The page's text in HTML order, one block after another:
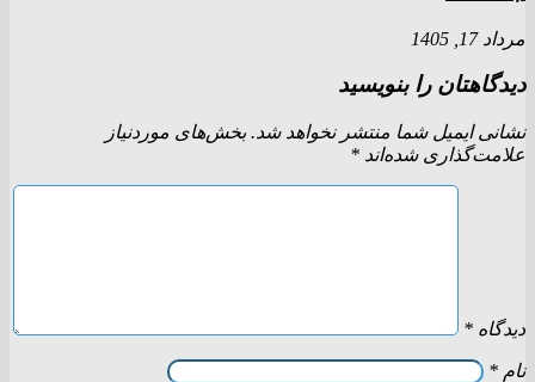
مرداد 17, 1405
دیدگاهتان را بنویسید
نشانی ایمیل شما منتشر نخواهد شد. بخش‌های موردنیاز
علامت‌گذاری شده‌اند *
دیدگاه *
نام *